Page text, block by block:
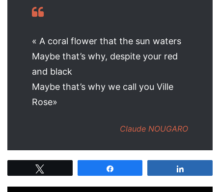
« A coral flower that the sun waters
Maybe that’s why, despite your red
and black
Maybe that’s why we call you Ville
Rose»
Claude NOUGARO